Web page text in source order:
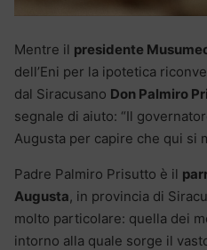
Mentre il presidente
dell’Eni per la ipotetica
dal Siracusano Don Palmiro
segnale di aiuto: “Il
Augusta per capire che qui si
Padre Palmiro Prisutto è il
Augusta, in provincia di
molto particolare: quella dei
intorno alla quale sorge il